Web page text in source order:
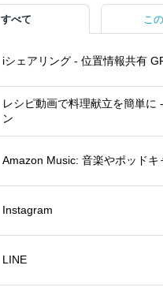
すべて こ
iシェアリング - 位置情報共有
レシピ動画で料理献立を簡単‪に
ン
Amazon Music: 音楽やポッドキ
Instagram
LINE